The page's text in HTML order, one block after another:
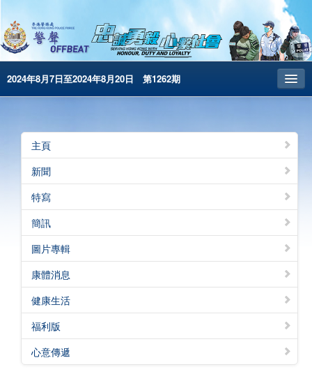
2024年8月7日至2024年8月20日 第1262期
昔日警聲
警務處主頁
简体版
English
電子書版
警聲特刊
主頁
新聞
特寫
簡訊
圖片專輯
康體消息
健康生活
福利版
心意傳遞